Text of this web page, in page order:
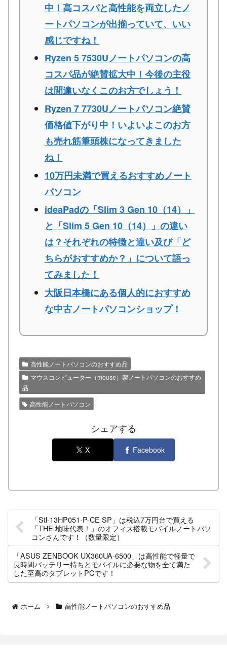
中！高コスパと高性能を両立したノ
ートパソコンが出揃っていて、いい
感じですね！
Ryzen 5 7530Uノートパソコンの高
コスパ品が絶賛拡大中！今後の主役
は間違いなくこのお方でしょう！
Ryzen 7 7730Uノートパソコン絶賛
価格値下がり中！いよいよこのお方
も売れ筋筆頭株になってきました
ね！
10万円未満で買えるおすすめノート
パソコン
ideaPadの「Slim 3 Gen 10（14）」
と「Slim 5 Gen 10（14）」の違い
は？それぞれの特徴と違い及び「ど
ちらがおすすめか？」について語っ
てみました！
大阪日本橋にある個人的におすすめ
な中古ノートパソコンショップ！
高性能ノートパソコンのおすすめ品
マウスコンピューター（mouse）製ノートパソコンのおすすめ
品
高性能ノートパソコン
シェアする
X Facebook
「Stl-13HP051-P-CE SP」は税込7万円台で買える
「THE 地味代表！」のオフィス搭載モバイルノートパソ
コンさんです！（数量限定）
「ASUS ZENBOOK UX360UA-6500」は高性能で軽量で
長時間バッテリー持ちとモバイルに必要な物を全て満た
した至高のタブレットPCです！
ホーム 高性能ノートパソコンのおすすめ品